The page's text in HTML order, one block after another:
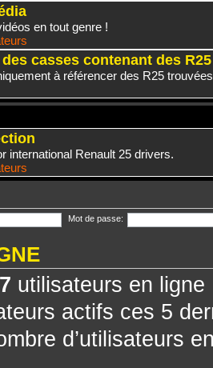
en tout genre !
casses contenant des R25
à référencer des R25
international Renault 25 drivers.
Mot de passe:
utilisateurs en
actifs ces 5
d’utilisateurs